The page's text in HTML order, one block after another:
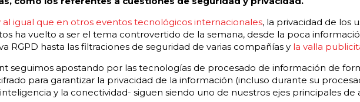
al igual que en otros eventos tecnológicos internacionales, la privacidad de los
ha vuelto a ser el tema controvertido de la semana, desde la poca
RGPD hasta las filtraciones de seguridad de varias compañías y la valla
seguimos apostando por las tecnologías de procesado de información de
para garantizar la privacidad de la información (incluso durante su
y la conectividad- siguen siendo uno de nuestros ejes principales de